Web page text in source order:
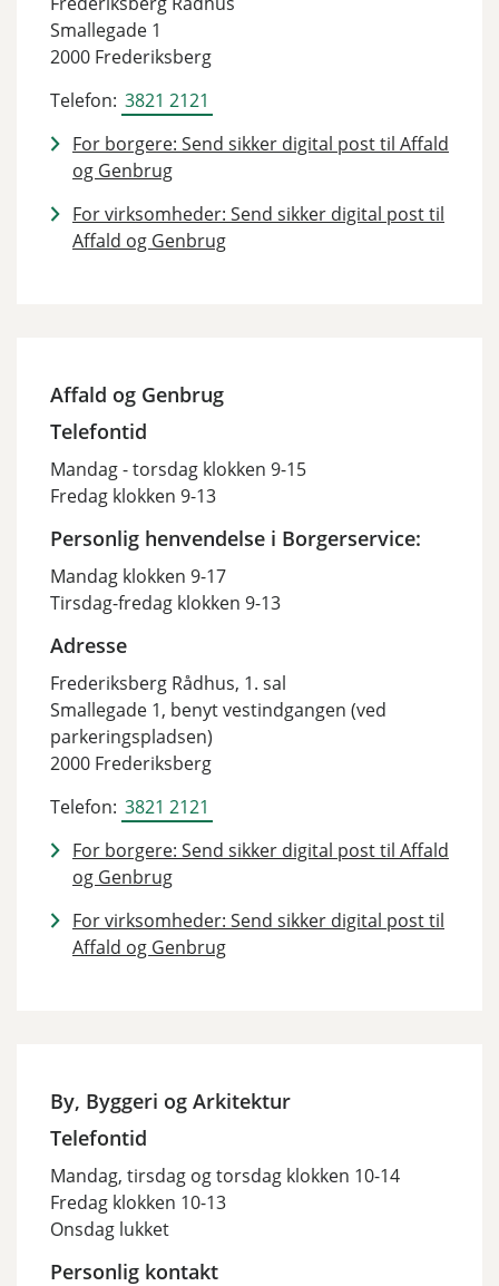
Smallegade 1
2000 Frederiksberg
Telefon: 3821 2121
For borgere: Send sikker digital post til Affald
og Genbrug
For virksomheder: Send sikker digital post til
Affald og Genbrug
Affald og Genbrug
Telefontid
Mandag - torsdag klokken 9-15
Fredag klokken 9-13
Personlig henvendelse i Borgerservice:
Mandag klokken 9-17
Tirsdag-fredag klokken 9-13
Adresse
Frederiksberg Rådhus, 1. sal
Smallegade 1, benyt vestindgangen (ved
parkeringspladsen)
2000 Frederiksberg
Telefon: 3821 2121
For borgere: Send sikker digital post til Affald
og Genbrug
For virksomheder: Send sikker digital post til
Affald og Genbrug
By, Byggeri og Arkitektur
Telefontid
Mandag, tirsdag og torsdag klokken 10-14
Fredag klokken 10-13
Onsdag lukket
Personlig kontakt